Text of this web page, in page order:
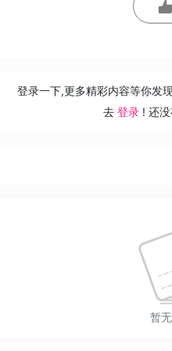
登录一下,更多精彩内容等你发
去 登录 ! 还
暂